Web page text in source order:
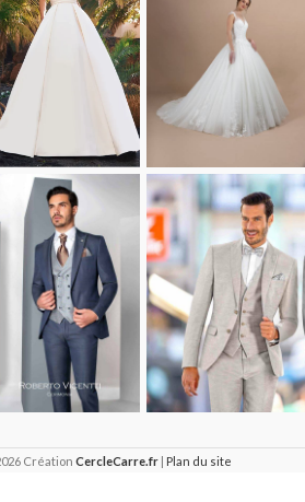
Création CercleCarre.fr | Plan du site